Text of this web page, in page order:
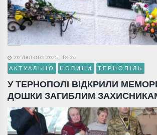
20 ЛЮТОГО 2025, 18:26
АКТУАЛЬНО НОВИНИ ТЕРНОПІЛЬ
У ТЕРНОПОЛІ ВІДКРИЛИ
ДОШКИ ЗАГИБЛИМ